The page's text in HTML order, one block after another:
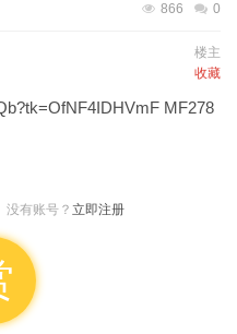
0
866
楼主
收藏
MF278
没有账号？ 立即注册